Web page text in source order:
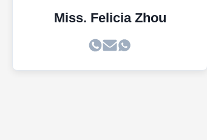
Miss. Felicia Zhou